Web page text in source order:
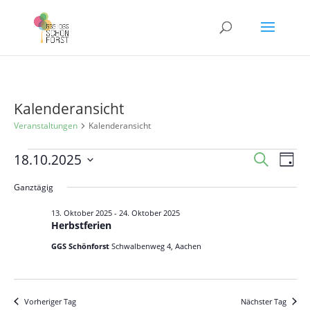
Kalenderansicht
Veranstaltungen Kalenderansicht
Veranstaltungen
18.
Oktober
2025
und
Suche
Tag
18.10.2025
wählen.
Ganztägig
Herbstferien
13. Oktober 2025- 24. Oktober 2025
GGS Schönforst Schwalbenweg 4, Aachen
Vorheriger Tag Nächster Tag